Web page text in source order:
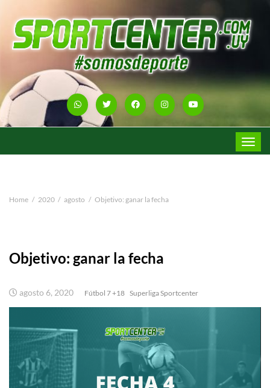
Toggle
Home 2020 agosto Objetivo: ganar la fecha
Objetivo: ganar la fecha
agosto 6, 2020 Fútbol 7 +18 Superliga Sportcenter